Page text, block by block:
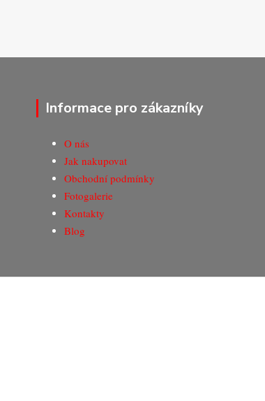
Informace pro zákazníky
O nás
Jak nakupovat
Obchodní podmínky
Fotogalerie
Kontakty
Blog